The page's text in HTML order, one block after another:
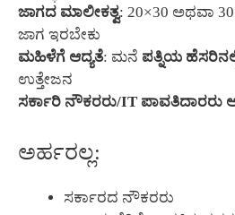
ಜಾಗದ ಮಾಲೀಕತ್ವ: 20×30 ಅಥವಾ
ಜಾಗ ಇರಬೇಕು
ಮಹಿಳೆಗೆ ಆದ್ಯತೆ: ಮನೆ ಪತ್ನಿಯ
ಉತ್ತೇಜನ
ಸರ್ಕಾರಿ ನೌಕರರು/IT ಪಾವತಿದಾರರು
ಅರ್ಹರಲ್ಲ:
ಸರ್ಕಾರದ ನೌಕರರು